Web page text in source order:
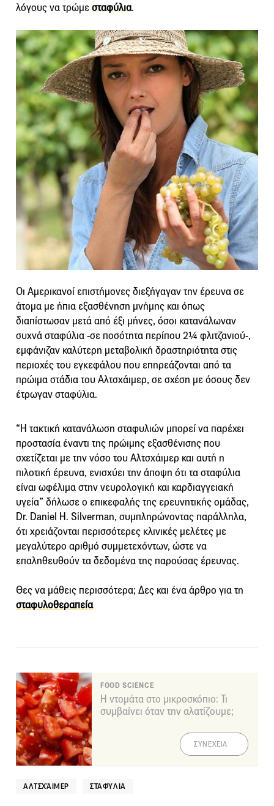
λόγους να τρώμεσταφύλια.
Οι Αμερικανοί επιστήμονες διεξήγαγαν την έρευνα σε
άτομα με ήπια εξασθένηση μνήμης και όπως
διαπίστωσαν μετά από έξι μήνες, όσοι κατανάλωναν
συχνά σταφύλια -σε ποσότητα περίπου 2¼ φλιτζανιού-,
εμφάνιζαν καλύτερη μεταβολική δραστηριότητα στις
περιοχές του εγκεφάλου που επηρεάζονται από τα
πρώιμα στάδια του Αλτσχάιμερ, σε σχέση με όσους δεν
έτρωγαν σταφύλια.
“Η τακτική κατανάλωση σταφυλιών μπορεί να παρέχει
προστασία έναντι της πρώιμης εξασθένισης που
σχετίζεται με την νόσο του Αλτσχάιμερ και αυτή η
πιλοτική έρευνα, ενισχύει την άποψη ότι τα σταφύλια
είναι ωφέλιμα στην νευρολογική και καρδιαγγειακή
υγεία” δήλωσε ο επικεφαλής της ερευνητικής ομάδας,
Dr. Daniel H. Silverman, συμπληρώνοντας παράλληλα,
ότι χρειάζονται περισσότερες κλινικές μελέτες με
μεγαλύτερο αριθμό συμμετεχόντων, ώστε να
επαληθευθούν τα δεδομένα της παρούσας έρευνας.
Θες να μάθεις περισσότερα; Δες και ένα άρθρο για τη
σταφυλοθεραπεία
FOOD SCIENCE
Η ντομάτα στο μικροσκόπιο: Τι
συμβαίνει όταν την αλατίζουμε;
ΣΥΝΕΧΕΙΑ
ΑΛΤΣΧΆΙΜΕΡ ΣΤΑΦΎΛΙΑ